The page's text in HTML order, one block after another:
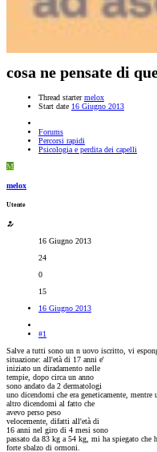
cosa ne pensate di
Thread starter melox
Start date 16 Giugno 2013
Forums
Percorsi rapidi
Psicologia e perdita dei capelli
M
melox
Utente
16 Giugno 2013
24
0
15
16 Giugno 2013
#1
Salve a tutti sono un n uovo iscritto, vi
situazione: all'età di 17 anni e'
iniziato un diradamento nelle
tempie, dopo circa un anno
sono andato da 2 dermatologi
uno dicendomi che era geneticamente, mentre
altro dicendomi al fatto che
avevo perso peso
velocemente, difatti all'età di
16 anni nel giro di 4 mesi sono
passato da 83 kg a 54 kg, mi ha spiegato che
forte sbalzo di ormoni.